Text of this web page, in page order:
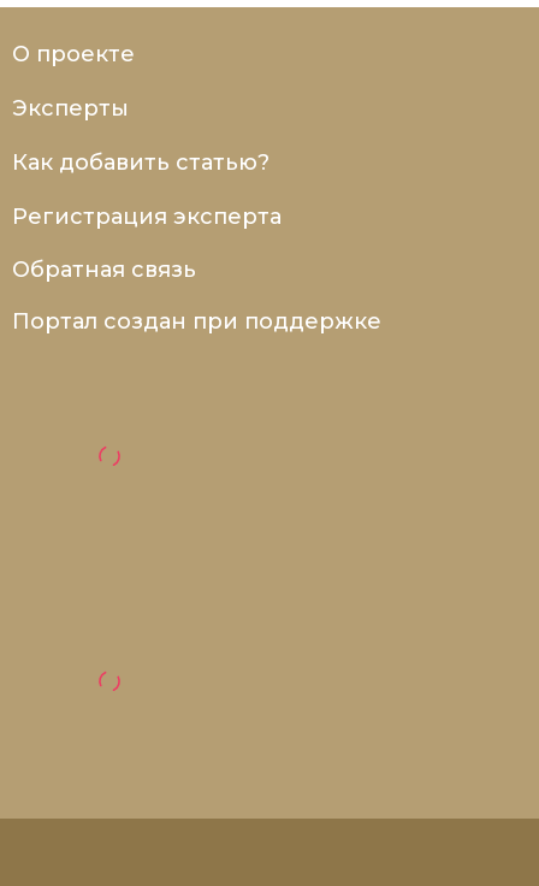
О проекте
Эксперты
Как добавить статью?
Регистрация эксперта
Обратная связь
Портал создан при поддержке